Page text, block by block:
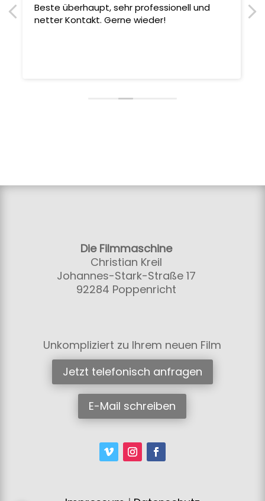
Beste überhaupt, sehr professionell und
netter Kontakt. Gerne wieder!
Die Filmmaschine
Christian Kreil
Johannes-Stark-Straße 17
92284 Poppenricht
Unkompliziert zu Ihrem neuen Film
Jetzt telefonisch anfragen
E-Mail schreiben